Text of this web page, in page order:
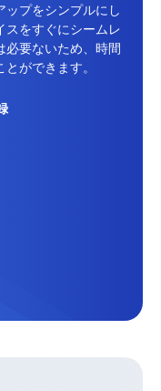
プをシンプルにし
スをすぐにシームレ
必要ないため、時間
ができます。